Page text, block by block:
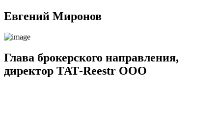
Евгений Миронов
Глава брокерского направления,
директор ТАТ-Reestr ООО